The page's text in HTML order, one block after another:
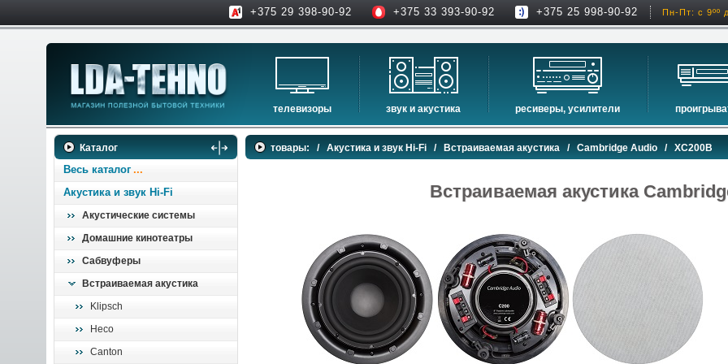
+375 29 398-90-92 +375 33 393-90-92 +375 25 998-90-92 Пн-Пт: с 9ºº
телевизоры
телевизоры
аксессуары для тв
звук и акустика
hi-fi акустика
музыкальные центры
комплекты акустики
стойки для акустики
звуковые проекторы
звуковые панели
шумоизоляция
ресиверы, усилители
проекторы
экраны для проекторов
усилители
преобразователи, накопители и др.
сетевые
blu-ray
cd
Каталог
Весь каталог
Акустика и звук Hi-Fi
Акустические системы
Домашние кинотеатры
Сабвуферы
Встраиваемая акустика
Klipsch
Heco
Canton
товары: / Акустика и звук Hi-Fi / Встраиваемая акустика / Cambridge Audio / XC200B
Встраиваемая акустика